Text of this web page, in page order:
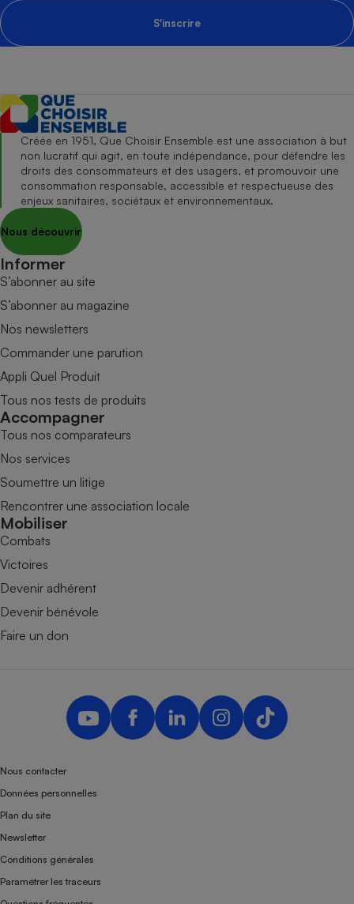
S'inscrire
Créée en 1951, Que Choisir Ensemble est une association à but
non lucratif qui agit, en toute indépendance, pour défendre les
droits des consommateurs et des usagers, et promouvoir une
consommation responsable, accessible et respectueuse des
enjeux sanitaires, sociétaux et environnementaux.
Nous découvrir
Informer
S’abonner au site
S’abonner au magazine
Nos newsletters
Commander une parution
Appli Quel Produit
Tous nos tests de produits
Accompagner
Tous nos comparateurs
Nos services
Soumettre un litige
Rencontrer une association locale
Mobiliser
Combats
Victoires
Devenir adhérent
Devenir bénévole
Faire un don
Nous contacter
Données personnelles
Plan du site
Newsletter
Conditions générales
Paramétrer les traceurs